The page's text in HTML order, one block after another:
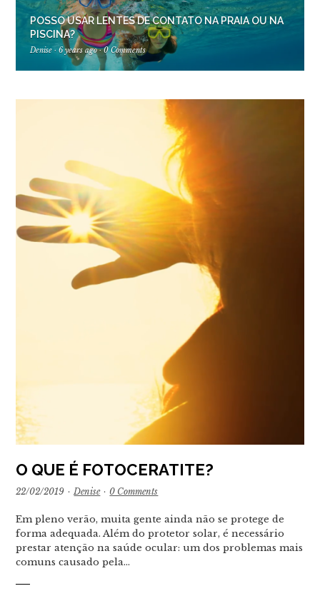
POSSO USAR LENTES DE CONTATO NA PRAIA OU NA
PISCINA?
Denise · 6 years ago · 0 Comments
O QUE É FOTOCERATITE?
22/02/2019 · Denise · 0 Comments
Em pleno verão, muita gente ainda não se protege de
forma adequada. Além do protetor solar, é necessário
prestar atenção na saúde ocular: um dos problemas mais
comuns causado pela…